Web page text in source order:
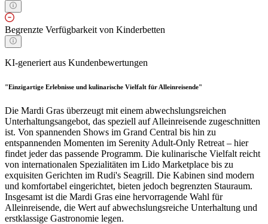
Begrenzte Verfügbarkeit von Kinderbetten
KI-generiert aus Kundenbewertungen
"Einzigartige Erlebnisse und kulinarische Vielfalt für Alleinreisende"
Die Mardi Gras überzeugt mit einem abwechslungsreichen
Unterhaltungsangebot, das speziell auf Alleinreisende zugeschnitten
ist. Von spannenden Shows im Grand Central bis hin zu
entspannenden Momenten im Serenity Adult-Only Retreat – hier
findet jeder das passende Programm. Die kulinarische Vielfalt reicht
von internationalen Spezialitäten im Lido Marketplace bis zu
exquisiten Gerichten im Rudi's Seagrill. Die Kabinen sind modern
und komfortabel eingerichtet, bieten jedoch begrenzten Stauraum.
Insgesamt ist die Mardi Gras eine hervorragende Wahl für
Alleinreisende, die Wert auf abwechslungsreiche Unterhaltung und
erstklassige Gastronomie legen.